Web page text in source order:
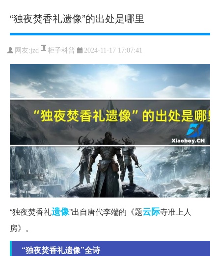
“独夜焚香礼遗像”的出处是哪里
网友:jzd 柜子科普 2024-11-17 17:07:41
“独夜焚香礼遗像”出自唐代李端的《题云际寺准上人
房》。
“独夜焚香礼遗像”全诗